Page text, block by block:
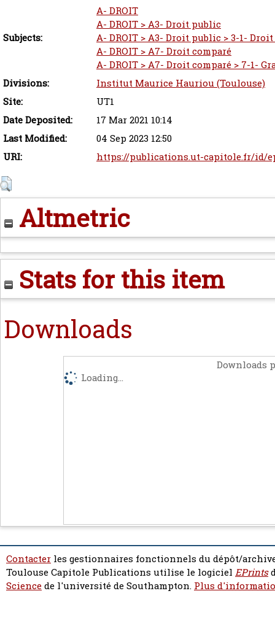
Subjects:
A- DROIT
A- DROIT > A3- Droit public
A- DROIT > A3- Droit public > 3-1-
A- DROIT > A7- Droit comparé
A- DROIT > A7- Droit comparé > 7-1-
Divisions:
Institut Maurice Hauriou (Toulouse)
Site:
UT1
Date Deposited:
17 Mar 2021 10:14
Last Modified:
04 Sep 2023 12:50
URI:
https://publications.ut-capitole.fr/id/
Altmetric
Stats for this item
Downloads
Downloads
Loading...
Contacter les gestionnaires fonctionnels du dépôt/
Toulouse Capitole Publications utilise le logiciel EPrints
Sciencede l'université de Southampton. Plus